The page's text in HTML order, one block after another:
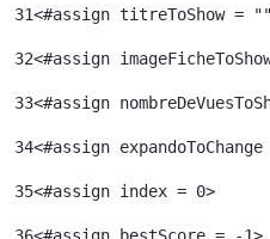
31<#assign titreToShow =
32
33
34<#assign
35
36<#assign bestScore = -1>